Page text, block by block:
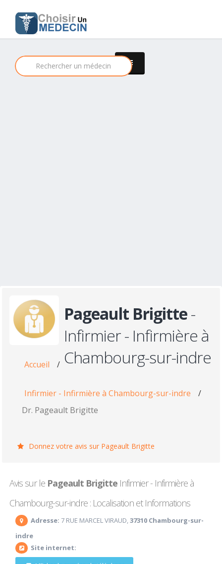
Pageault Brigitte-
Infirmier - Infirmière à
Chambourg-sur-indre
Accueil /
Infirmier - Infirmière à Chambourg-sur-indre
/
Dr. Pageault Brigitte
Donnez votre avis sur Pageault Brigitte
Avis sur le Pageault Brigitte Infirmier - Infirmière à
Chambourg-sur-indre : Localisation et Informations
Adresse: 7 RUE MARCEL VIRAUD,37310 Chambourg-sur-
indre
Site internet: